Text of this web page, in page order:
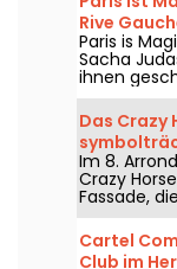
Rive
Paris is
Sacha
ihnen
kommt ab
Rive
Das Crazy
Im 8.
Crazy
Fassade,
sobald Sie
haben, ist
die Sie in
Cartel
Club im